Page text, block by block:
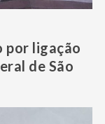
por ligação
de São